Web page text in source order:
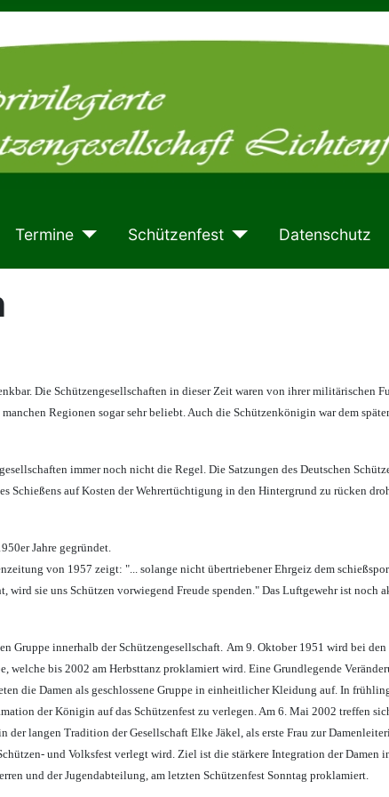
Termine Schützenfest Datenschutz
Die Schützengesellschaften in dieser Zeit waren von ihrer militärischen
Regionen sogar sehr beliebt. Auch die Schützenkönigin war dem
immer noch nicht die Regel. Die Satzungen des Deutschen
Schießens auf Kosten der Wehrertüchtigung in den Hintergrund zu rücken
Jahre gegründet.
von 1957 zeigt: "... solange nicht übertriebener Ehrgeiz dem
sie uns Schützen vorwiegend Freude spenden." Das Luftgewehr ist noch
Gruppe innerhalb der Schützengesellschaft. Am 9. Oktober 1951 wird bei
welche bis 2002 am Herbsttanz proklamiert wird. Eine Grundlegende
die Damen als geschlossene Gruppe in einheitlicher Kleidung auf. In
der Königin auf das Schützenfest zu verlegen. Am 6. Mai 2002 treffen
langen Tradition der Gesellschaft Elke Jäkel, als erste Frau zur
und Volksfest verlegt wird. Ziel ist die stärkere Integration der Damen
und der Jugendabteilung, am letzten Schützenfest Sonntag proklamiert.